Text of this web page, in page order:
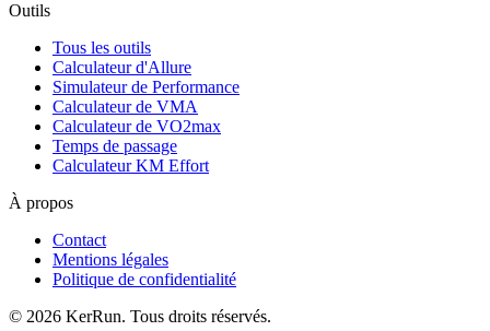
Outils
Tous les outils
Calculateur d'Allure
Simulateur de Performance
Calculateur de VMA
Calculateur de VO2max
Temps de passage
Calculateur KM Effort
À propos
Contact
Mentions légales
Politique de confidentialité
© 2026 KerRun. Tous droits réservés.